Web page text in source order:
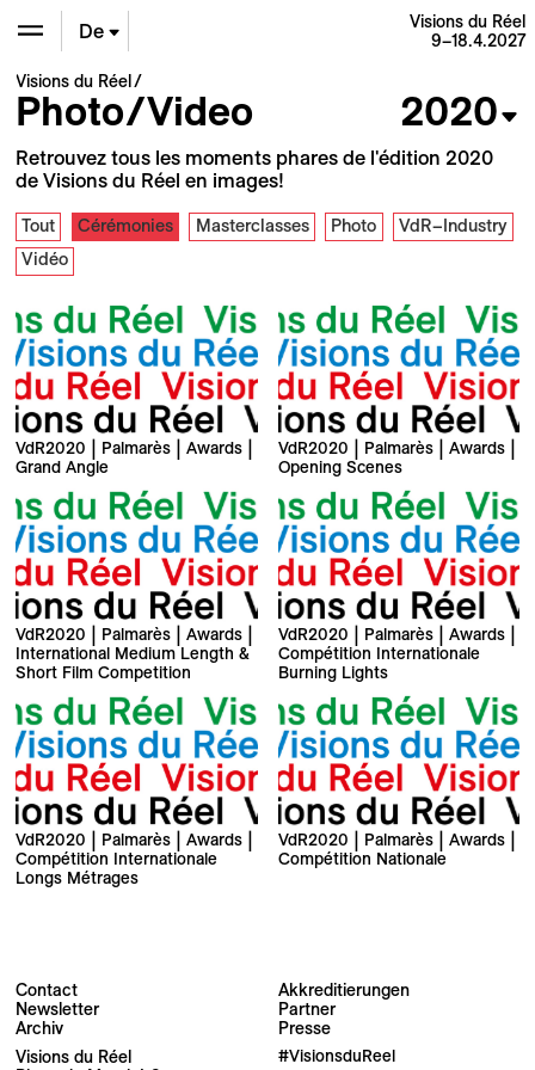
En
De
Fr
Visions du Réel
9–18.4.2027
Visions du Réel
Photo/Video 2020
Retrouvez tous les moments phares de l'édition 2020
de Visions du Réel en images!
Tout Cérémonies Masterclasses Photo
VdR–Industry
Vidéo
VdR2020 | Palmarès | Awards |
Grand Angle
VdR2020 | Palmarès | Awards |
Opening Scenes
VdR2020 | Palmarès | Awards |
International Medium Length &
Short Film Competition
VdR2020 | Palmarès | Awards |
Compétition Internationale
Burning Lights
VdR2020 | Palmarès | Awards |
Compétition Internationale
Longs Métrages
VdR2020 | Palmarès | Awards |
Compétition Nationale
Contact
Newsletter
Archiv
Akkreditierungen
Partner
Presse
Visions du Réel
#VisionsduReel